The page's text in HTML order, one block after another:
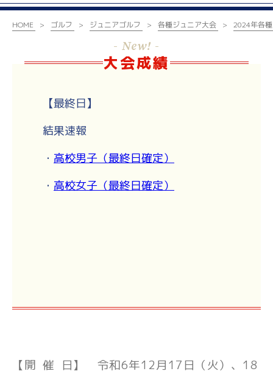
HOME ゴルフ ジュニアゴルフ 各種ジュニア大会 2024年各
- New! -
大会成績
【最終日】
結果速報
・ 高校男子（最終日確定）
・ 高校女子（最終日確定）
【開 催 日】 令和6年12月17日（火）、18